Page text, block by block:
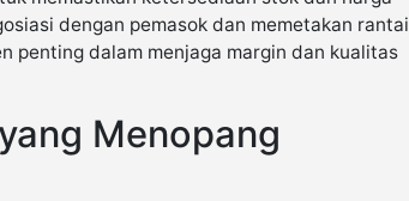
dengan pemasok dan memetakan rantai
penting dalam menjaga margin dan kualitas
Menopang